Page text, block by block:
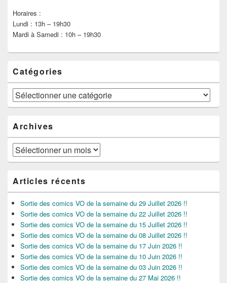
Horaires :
Lundi : 13h – 19h30
Mardi à Samedi : 10h – 19h30
Catégories
Catégories
Archives
Archives
Articles récents
Sortie des comics VO de la semaine du 29 Juillet 2026 !!
Sortie des comics VO de la semaine du 22 Juillet 2026 !!
Sortie des comics VO de la semaine du 15 Juillet 2026 !!
Sortie des comics VO de la semaine du 08 Juillet 2026 !!
Sortie des comics VO de la semaine du 17 Juin 2026 !!
Sortie des comics VO de la semaine du 10 Juin 2026 !!
Sortie des comics VO de la semaine du 03 Juin 2026 !!
Sortie des comics VO de la semaine du 27 Mai 2026 !!